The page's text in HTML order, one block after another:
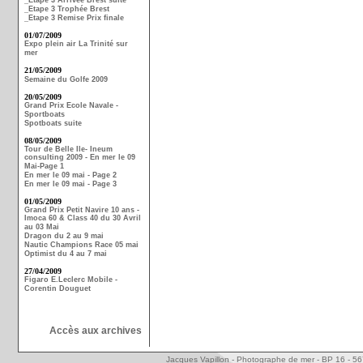
_Etape 3 Trophée Brest
_Etape 3 Remise Prix finale
01/07/2009
Expo plein air La Trinité sur
mer
21/05/2009
Semaine du Golfe 2009
20/05/2009
Grand Prix Ecole Navale -
Sportboats
Spotboats suite
08/05/2009
Tour de Belle Ile- Ineum
consulting 2009 - En mer le 09
Mai-Page 1
En mer le 09 mai - Page 2
En mer le 09 mai - Page 3
01/05/2009
Grand Prix Petit Navire 10 ans -
Imoca 60 & Class 40 du 30 Avril
au 03 Mai
Dragon du 2 au 9 mai
Nautic Champions Race 05 mai
Optimist du 4 au 7 mai
27/04/2009
Figaro E.Leclerc Mobile -
Corentin Douguet
Accès aux archives
Jacques Vapillon - Photographe de mer - BP 16 -